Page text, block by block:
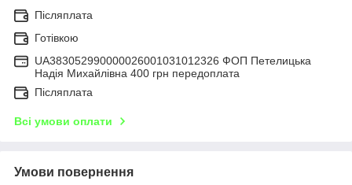
Післяплата
Готівкою
UA383052990000026001031012326 ФОП Петелицька
Надія Михайлівна 400 грн передоплата
Післяплата
Всі умови оплати
Умови повернення